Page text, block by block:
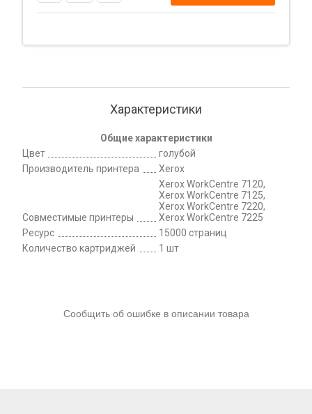
Характеристики
Общие характеристики
Цвет
голубой
Производитель принтера
Xerox
Совместимые принтеры
Xerox WorkCentre 7120,
Xerox WorkCentre 7125,
Xerox WorkCentre 7220,
Xerox WorkCentre 7225
Ресурс
15000 страниц
Количество картриджей
1 шт
Сообщить об ошибке в описании товара